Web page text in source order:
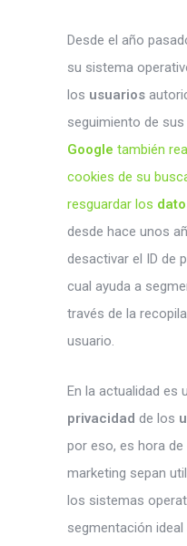
Desde el año
su sistema
los usuarios
seguimiento de sus
Google también
cookies de su
resguardar los
desde hace unos
desactivar el ID de
cual ayuda a
través de la
usuario.
En la actualidad es
privacidad de los
por eso, es hora
marketing sepan
los sistemas
segmentación